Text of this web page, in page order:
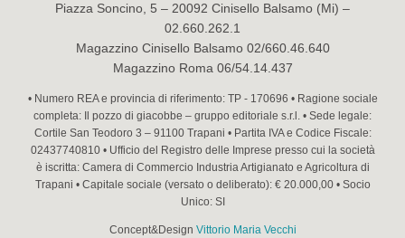
Piazza Soncino, 5 – 20092 Cinisello Balsamo (Mi) –
02.660.262.1
Magazzino Cinisello Balsamo 02/660.46.640
Magazzino Roma 06/54.14.437
• Numero REA e provincia di riferimento: TP - 170696 • Ragione sociale
completa: Il pozzo di giacobbe – gruppo editoriale s.r.l. • Sede legale:
Cortile San Teodoro 3 – 91100 Trapani • Partita IVA e Codice Fiscale:
02437740810 • Ufficio del Registro delle Imprese presso cui la società
è iscritta: Camera di Commercio Industria Artigianato e Agricoltura di
Trapani • Capitale sociale (versato o deliberato): € 20.000,00 • Socio
Unico: SI
Concept&Design Vittorio Maria Vecchi